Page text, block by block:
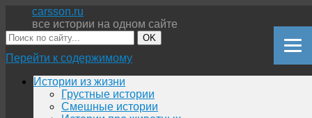
carsson.ru
все истории на одном сайте
OK
Перейти к содержимому
Истории из жизни
Грустные истории
Смешные истории